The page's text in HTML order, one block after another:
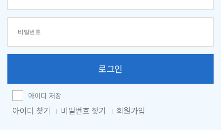
로그인
아이디 저장
아이디 찾기 비밀번호 찾기 회원가입